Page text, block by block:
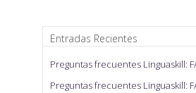
Entradas Recientes
Preguntas frecuentes Linguaskill:
Preguntas frecuentes Linguaskill: